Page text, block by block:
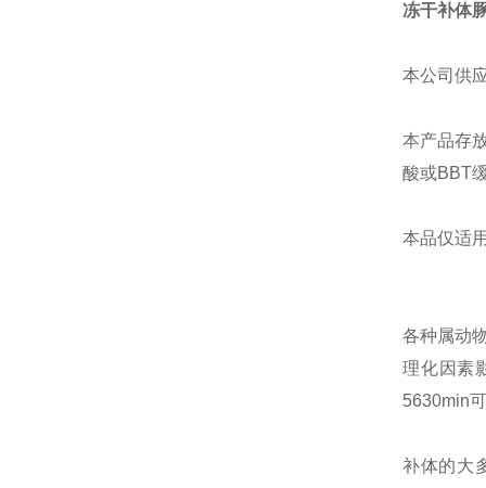
冻干补体
本公司供
本产品存
酸或BBT
本品仅适
各种属动
理化因素
5630min
补体的大